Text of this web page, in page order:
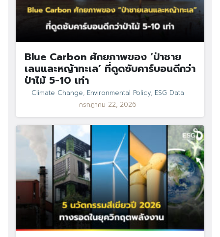
Blue Carbon ศักยภาพของ ‘ป่าชาย
เลนและหญ้าทะเล’ ที่ดูดซับคาร์บอนดีกว่า
ป่าไม้ 5-10 เท่า
Climate Change, Environmental Policy, ESG Data
กรกฎาคม 22, 2026